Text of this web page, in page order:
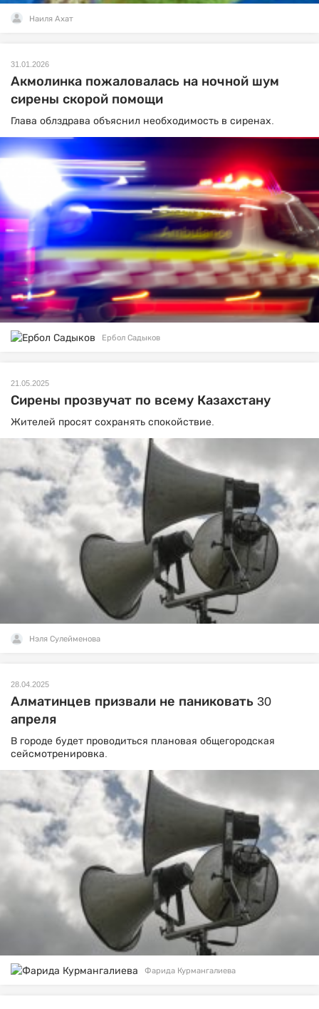
Наиля Ахат
31.01.2026
Акмолинка пожаловалась на ночной шум
сирены скорой помощи
Глава облздрава объяснил необходимость в сиренах.
Ербол Садыков
21.05.2025
Сирены прозвучат по всему Казахстану
Жителей просят сохранять спокойствие.
Нэля Сулейменова
28.04.2025
Алматинцев призвали не паниковать 30
апреля
В городе будет проводиться плановая общегородская
сейсмотренировка.
Фарида Курмангалиева